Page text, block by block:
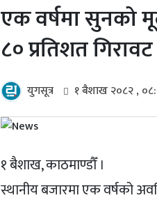
एक वर्षमा सुनको
८० प्रतिशत गिरावट
युगसूत्र १ बैशाख २०८२ ,
१ बैशाख, काठमाण्डौँ ।
स्थानीय बजारमा एक वर्षको